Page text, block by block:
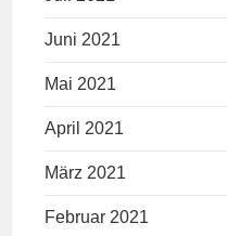
Juni 2021
Mai 2021
April 2021
März 2021
Februar 2021